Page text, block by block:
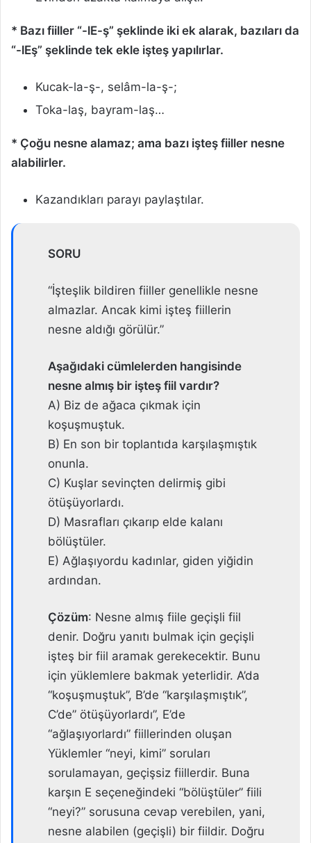
* Bazı fiiller “-lE-ş” şeklinde iki ek alarak, bazıları da
“-lEş” şeklinde tek ekle işteş yapılırlar.
Kucak-la-ş-, selâm-la-ş-;
Toka-laş, bayram-laş…
* Çoğu nesne alamaz; ama bazı işteş fiiller nesne
alabilirler.
Kazandıkları parayı paylaştılar.
SORU
“İşteşlik bildiren fiiller genellikle nesne
almazlar. Ancak kimi işteş fiillerin
nesne aldığı görülür.”
Aşağıdaki cümlelerden hangisinde
nesne almış bir işteş fiil vardır?
A) Biz de ağaca çıkmak için
koşuşmuştuk.
B) En son bir toplantıda karşılaşmıştık
onunla.
C) Kuşlar sevinçten delirmiş gibi
ötüşüyorlardı.
D) Masrafları çıkarıp elde kalanı
bölüştüler.
E) Ağlaşıyordu kadınlar, giden yiğidin
ardından.
Çözüm: Nesne almış fiile geçişli fiil
denir. Doğru yanıtı bulmak için geçişli
işteş bir fiil aramak gerekecektir. Bunu
için yüklemlere bakmak yeterlidir. A’da
“koşuşmuştuk”, B’de “karşılaşmıştık”,
C’de” ötüşüyorlardı”, E’de
“ağlaşıyorlardı” fiillerinden oluşan
Yüklemler “neyi, kimi” soruları
sorulamayan, geçişsiz fiillerdir. Buna
karşın E seçeneğindeki “bölüştüler” fiili
“neyi?” sorusuna cevap verebilen, yani,
nesne alabilen (geçişli) bir fiildir. Doğru